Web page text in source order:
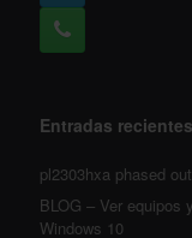
Entradas recientes
pl2303hxa phased
BLOG – Ver equipos
Windows 10